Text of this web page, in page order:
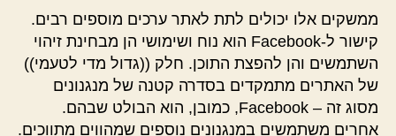
ממשקים אלו יכולים לתת לאתר ערכים מוספים רבים.
קישור ל-Facebook הוא נוח ושימושי הן מבחינת זיהוי
השתמשים והן להפצת התוכן. חלק ((גדול מדי לטעמי))
של האתרים מתמקדים בסדרה קטנה של מנגנונים
מסוג זה – Facebook, כמובן, הוא הבולט שבהם.
אחרים משתמשים במנגנונים נוספים שמהווים מתווכים.